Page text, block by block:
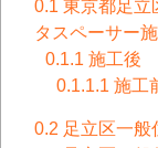
0.1 東京都足立
タスペーサー
0.1.1 施工後
0.1.1.1 施工
0.2 足立区一般